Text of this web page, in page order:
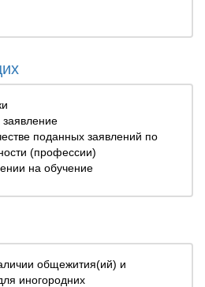
поданных заявлений по
(профессии)
на обучение
общежития(ий) и
иногородних